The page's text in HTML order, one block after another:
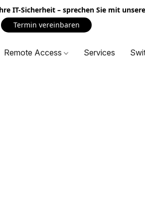
IT-Sicherheit – sprechen Sie mit
Termin vereinbaren
Remote Access Services